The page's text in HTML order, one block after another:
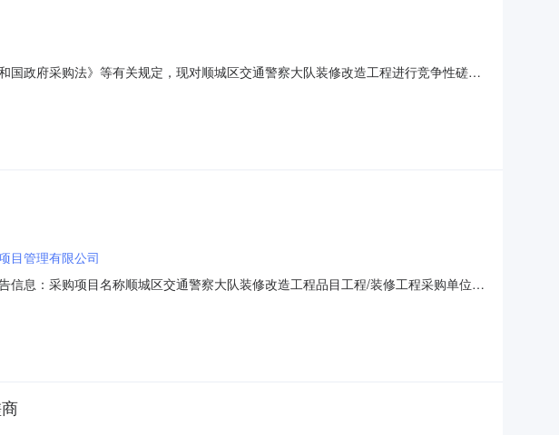
政府采购法》等有关规定，现对顺城区交通警察大队装修改造工程进行竞争性磋商
位联系方式：王佐龙024-57503019代理机构联系方式：代理机构：辽宁华隆建设
目管理有限公司
息：采购项目名称顺城区交通警察大队装修改造工程品目工程/装修工程采购单位抚
文件递交时间2018年10月10日09:30至2018年10月10日10:00